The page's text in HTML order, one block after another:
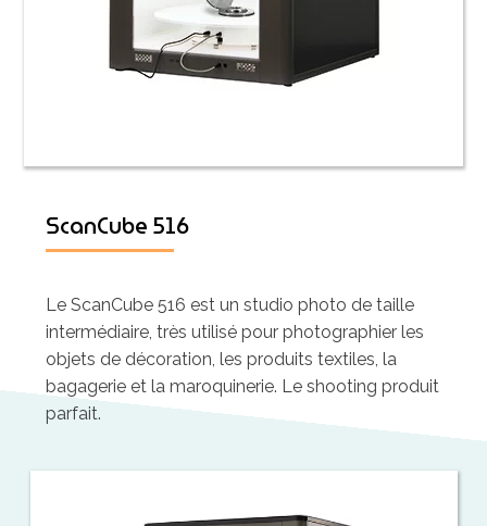
ScanCube 516
Le ScanCube 516 est un studio photo de taille
intermédiaire, très utilisé pour photographier les
objets de décoration, les produits textiles, la
bagagerie et la maroquinerie. Le shooting produit
parfait.